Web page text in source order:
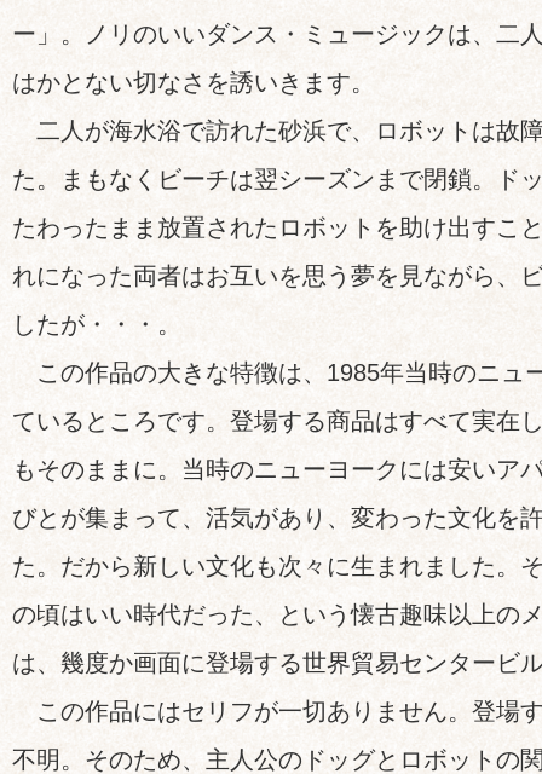
ー」。ノリのいいダンス・ミュージックは、二
はかとない切なさを誘いきます。
二人が海水浴で訪れた砂浜で、ロボットは故
た。まもなくビーチは翌シーズンまで閉鎖。ド
たわったまま放置されたロボットを助け出すこ
れになった両者はお互いを思う夢を見ながら、
したが・・・。
この作品の大きな特徴は、1985年当時のニュ
ているところです。登場する商品はすべて実在
もそのままに。当時のニューヨークには安いア
びとが集まって、活気があり、変わった文化を
た。だから新しい文化も次々に生まれました。
の頃はいい時代だった、という懐古趣味以上の
は、幾度か画面に登場する世界貿易センタービ
この作品にはセリフが一切ありません。登場
不明。そのため、主人公のドッグとロボットの